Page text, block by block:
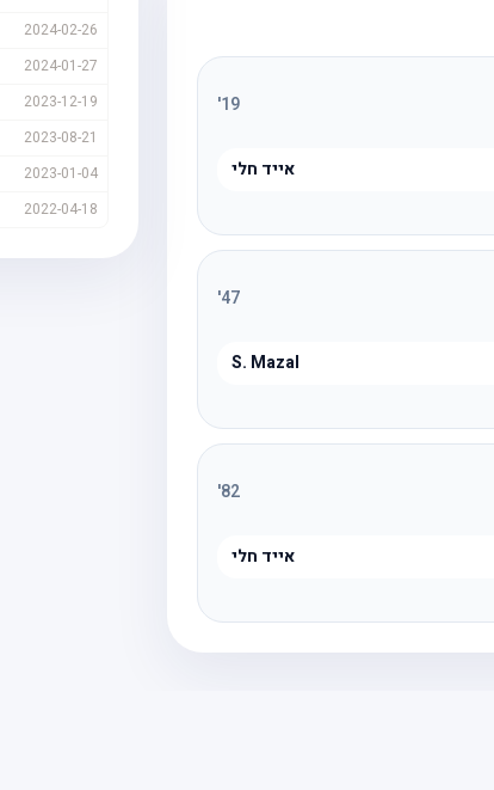
19
'
אייד חלי
47
'
S. Mazal
82
'
אייד חלי
2024-02-26
2024-01-27
2023-12-19
2023-08-21
2023-01-04
2022-04-18